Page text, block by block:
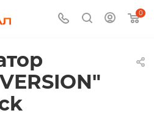
0